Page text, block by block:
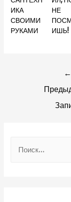
ИКА
СВОИМИ
РУКАМИ
НЕ
ИШЬ!
по
←